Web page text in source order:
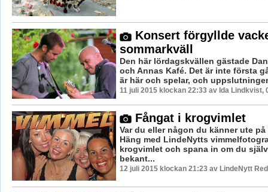
Konsert förgyllde
sommarkväll
Den här lördagskvällen gästade
och Annas Kafé. Det är inte första
är här och spelar, och
11 juli 2015 klockan 22:33 av Ida Lindkvist,
Fångat i krogvimlet
Var du eller någon du känner ute
Häng med LindeNytts
krogvimlet och spana in om du
bekant...
12 juli 2015 klockan 21:23 av LindeNytt